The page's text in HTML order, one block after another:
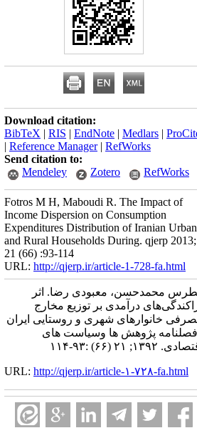
Download citation:
BibTeX | RIS | EndNote | Medlars |
| Reference Manager| RefWorks
Send citation to:
Mendeley
Zotero RefWorks
Fotros M H, Maboudi R. The Impact of
Income Dispersion on Consumption
Expenditures Distribution of Iranian Urban
and Rural Households During. qjerp 2013;
21 (66) :93-114
URL: http://qjerp.ir/article-1-728-fa.html
محمدحسن، معبودی رضا. اثر
درآمدی بر توزیع مخارج
خانوارهای شهری و روستایی ایران
پژوهش ها وسیاست های
۱۳۹۲; ۲۱ (۶۶) :۹۳-۱۱۴
URL: http://qjerp.ir/article-۱-۷۲۸-fa.html